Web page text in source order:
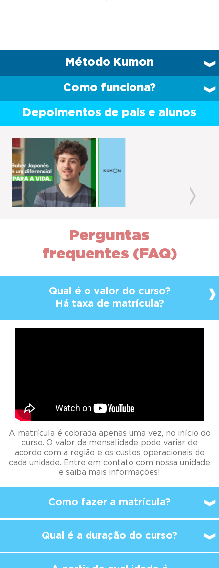
Método Kumon
Como funciona?
Depoimentos de pais e alunos
Previous
Perguntas
frequentes (FAQ)
Qual é o valor do curso?
Há taxa de matrícula?
A matrícula é cobrada apenas uma vez, no início do
curso. O valor da mensalidade pode variar de
acordo com a região e os custos operacionais de
cada unidade. Entre em contato com nossa unidade
e saiba mais informações!
Como fazer a matrícula?
Qual é a duração do curso?